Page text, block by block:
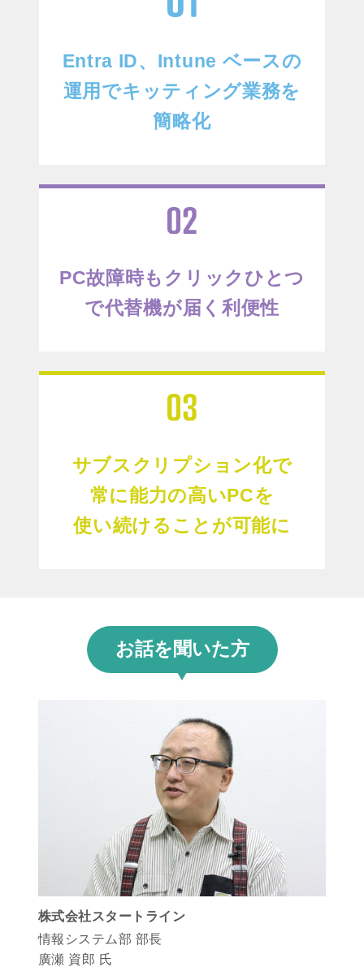
Entra ID、Intune ベースの
運用でキッティング業務を
簡略化
PC故障時もクリックひとつ
で代替機が届く利便性
サブスクリプション化で
常に能力の高いPCを
使い続けることが可能に
お話を聞いた方
株式会社スタートライン
情報システム部 部長
廣瀬 資郎 氏